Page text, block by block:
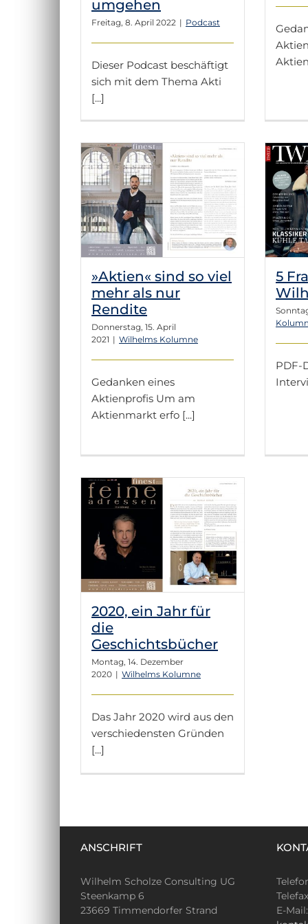
umgehen
Freitag, 8. April 2022 | Podcast
Dieser Podcast beschäftigt
sich mit dem Thema Akti
[...]
»Aktien« sind so viel
mehr als nur
Rendite
Donnerstag, 15. April
2021 | Wilhelms Kolumne
Gedanken eines
Aktienprofis Um am
Aktienmarkt erfo [...]
5 Fragen an Wilhelm
Scholze
Wilhelms Kolumne
5
PDF-
2020, ein Jahr für
die
Geschichtsbücher
Montag, 14. Dezember
2020 | Wilhelms Kolumne
Das Jahr 2020 wird aus den
verschiedensten Gründen
[...]
ANSCHRIFT
Wilhelm Scholze Consulting UG
Steenkamp 6
23669 Timmendorfer Strand
E-Mail: